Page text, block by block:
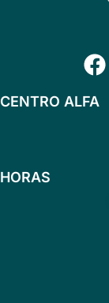
CENTRO ALFA
HORAS